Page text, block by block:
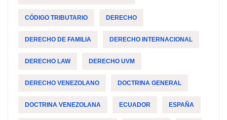
CÓDIGO TRIBUTARIO DERECHO
DERECHO DE FAMILIA DERECHO INTERNACIONAL
DERECHO LAW DERECHO UVM
DERECHO VENEZOLANO DOCTRINA GENERAL
DOCTRINA VENEZOLANA ECUADOR ESPAÑA